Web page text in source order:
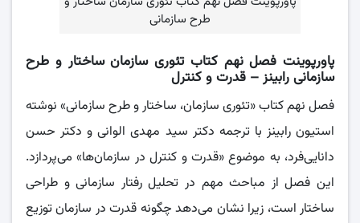
طرح سازمانی
پاورپوینت فصل نهم کتاب تئوری سازمان ساختار و طرح
سازمانی رابینز – قدرت و کنترل
فصل نهم کتاب «تئوری سازمان، ساختار و طرح سازمانی» نوشته
استیون رابینز با ترجمه دکتر سید مهدی الوانی و دکتر حسن
دانایی‌فرد، به موضوع «قدرت و کنترل در سازمان‌ها» می‌پردازد.
این فصل از مباحث مهم در تحلیل رفتار سازمانی و طراحی
ساختار است، زیرا نشان می‌دهد چگونه قدرت در سازمان توزیع